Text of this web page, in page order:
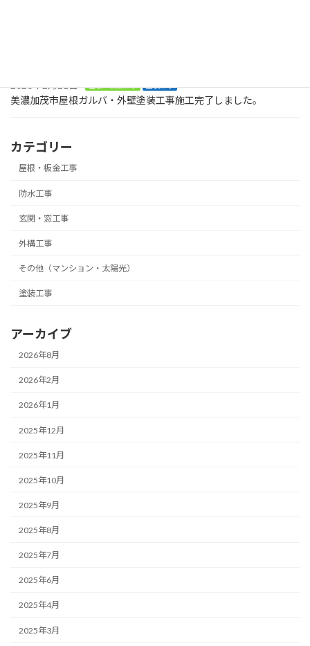
2026年2月21日
美濃加茂市屋根ガルバ・外壁塗装工事施工完了しました。
カテゴリー
屋根・板金工事
防水工事
玄関・窓工事
外構工事
その他（マンション・太陽光）
塗装工事
アーカイブ
2026年8月
2026年2月
2026年1月
2025年12月
2025年11月
2025年10月
2025年9月
2025年8月
2025年7月
2025年6月
2025年4月
2025年3月